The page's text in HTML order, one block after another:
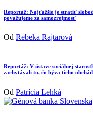
Reportáž: Najťažšie je stratiť
považujeme za samozrejmosť
Od Rebeka Rajtarová
Reportáž: V ústave sociálnej
zachytávali to, čo býva ticho
Od Patrícia Lehká